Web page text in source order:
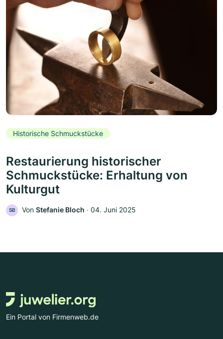
Historische Schmuckstücke
Restaurierung historischer
Schmuckstücke: Erhaltung von
Kulturgut
SB Von Stefanie Bloch ‧ 04. Juni 2025
Ein Portal von Firmenweb.de